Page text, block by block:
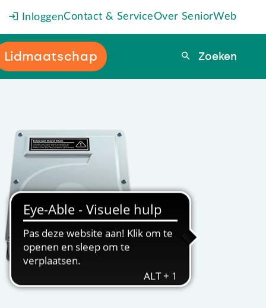
InloggenContact & ServiceOver SeniorWeb
Lidmaatschap Zoeken
Zoeken